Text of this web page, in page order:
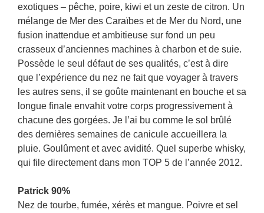
exotiques – pêche, poire, kiwi et un zeste de citron. Un
mélange de Mer des Caraïbes et de Mer du Nord, une
fusion inattendue et ambitieuse sur fond un peu
crasseux d’anciennes machines à charbon et de suie.
Possède le seul défaut de ses qualités, c’est à dire
que l’expérience du nez ne fait que voyager à travers
les autres sens, il se goûte maintenant en bouche et sa
longue finale envahit votre corps progressivement à
chacune des gorgées. Je l’ai bu comme le sol brûlé
des dernières semaines de canicule accueillera la
pluie. Goulûment et avec avidité. Quel superbe whisky,
qui file directement dans mon TOP 5 de l’année 2012.
Patrick 90%
Nez de tourbe, fumée, xérès et mangue. Poivre et sel